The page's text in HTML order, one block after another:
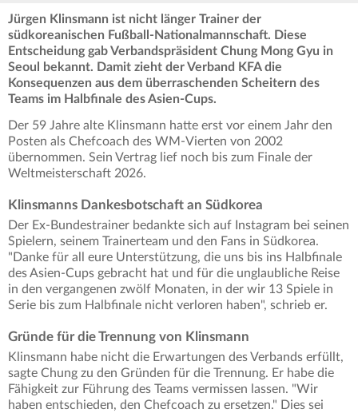
Jürgen Klinsmann ist nicht länger Trainer der
südkoreanischen Fußball-Nationalmannschaft. Diese
Entscheidung gab Verbandspräsident Chung Mong Gyu in
Seoul bekannt. Damit zieht der Verband KFA die
Konsequenzen aus dem überraschenden Scheitern des
Teams im Halbfinale des Asien-Cups.
Der 59 Jahre alte Klinsmann hatte erst vor einem Jahr den
Posten als Chefcoach des WM-Vierten von 2002
übernommen. Sein Vertrag lief noch bis zum Finale der
Weltmeisterschaft 2026.
Klinsmanns Dankesbotschaft an Südkorea
Der Ex-Bundestrainer bedankte sich auf Instagram bei seinen
Spielern, seinem Trainerteam und den Fans in Südkorea.
"Danke für all eure Unterstützung, die uns bis ins Halbfinale
des Asien-Cups gebracht hat und für die unglaubliche Reise
in den vergangenen zwölf Monaten, in der wir 13 Spiele in
Serie bis zum Halbfinale nicht verloren haben", schrieb er.
Gründe für die Trennung von Klinsmann
Klinsmann habe nicht die Erwartungen des Verbands erfüllt,
sagte Chung zu den Gründen für die Trennung. Er habe die
Fähigkeit zur Führung des Teams vermissen lassen. "Wir
haben entschieden, den Chefcoach zu ersetzen." Dies sei